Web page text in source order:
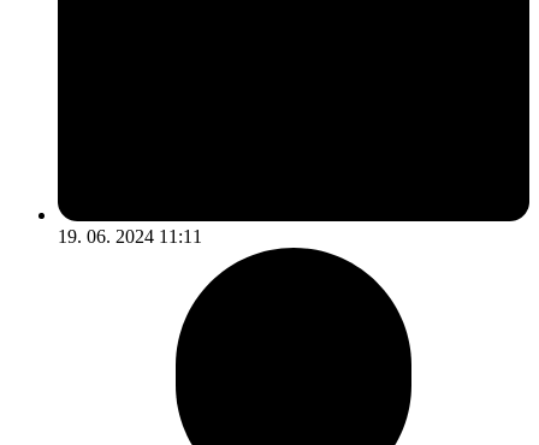
19. 06. 2024 11:11